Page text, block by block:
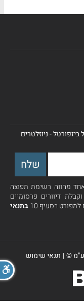
- ניוזלטרים
מהווה רשימת תפוצה
דיוורים פרסומיים
בסעיף 10
בתנאי
©
| תנאי שימוש